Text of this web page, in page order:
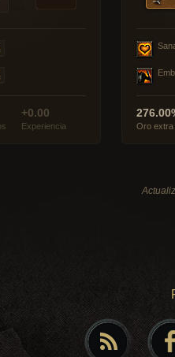
+0.00
Experiencia Oro extra